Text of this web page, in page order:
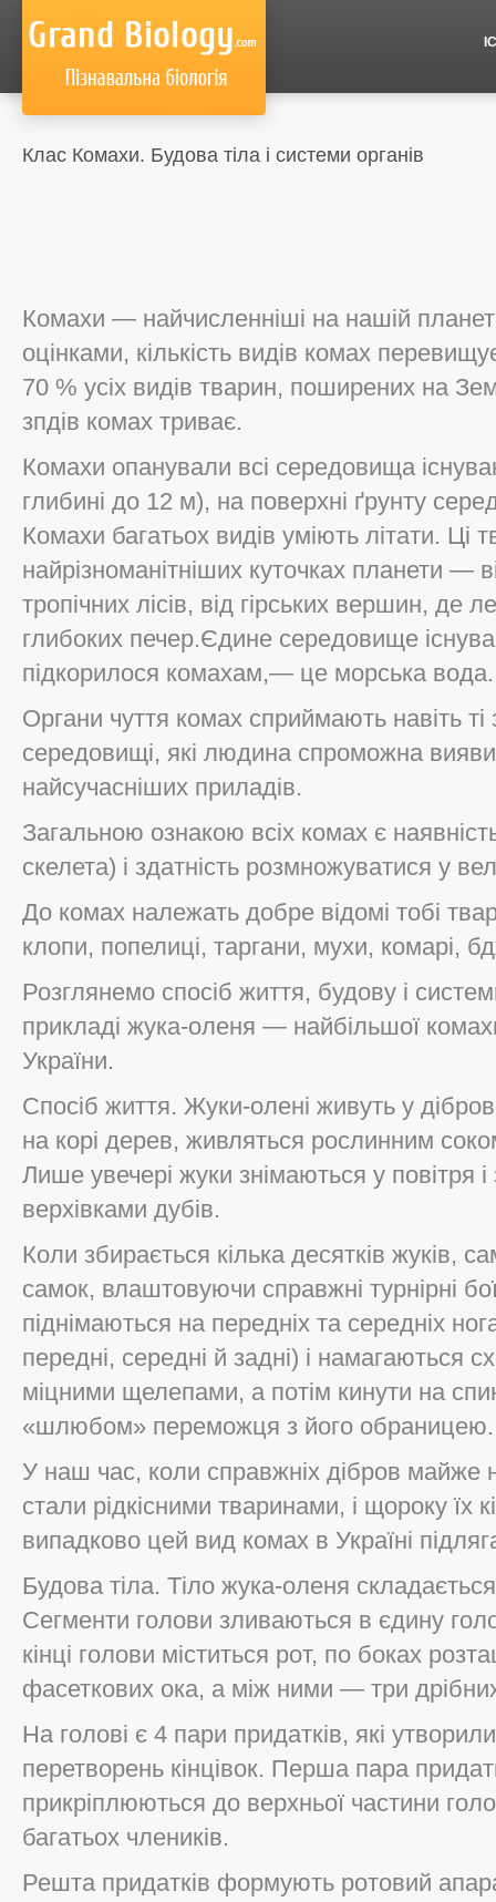
Клас Комахи. Будова тіла і системи органів
Комахи — найчисленніші на нашій
оцінками, кількість видів комах
70 % усіх видів тварин, поширених на
зпдів комах триває.
Комахи опанували всі середовища
глибині до 12 м), на поверхні ґрунту
Комахи багатьох видів уміють літати. Ці
найрізноманітніших куточках планети —
тропічних лісів, від гірських вершин, де
глибоких печер.Єдине середовище
підкорилося комахам,— це морська вода.
Органи чуття комах сприймають навіть
середовищі, які людина спроможна
найсучасніших приладів.
Загальною ознакою всіх комах є
скелета) і здатність розмножуватися у
До комах належать добре відомі тобі
клопи, попелиці, таргани, мухи, комарі,
Розглянемо спосіб життя, будову і
прикладі жука-оленя — найбільшої
України.
Спосіб життя. Жуки-олені живуть у
на корі дерев, живляться рослинним
Лише увечері жуки знімаються у повітря
верхівками дубів.
Коли збирається кілька десятків жуків,
самок, влаштовуючи справжні турнірні
піднімаються на передніх та середніх
передні, середні й задні) і намагаються
міцними щелепами, а потім кинути на
«шлюбом» переможця з його обраницею.
У наш час, коли справжніх дібров майже
стали рідкісними тваринами, і щороку їх
випадково цей вид комах в Україні
Будова тіла. Тіло жука-оленя
Сегменти голови зливаються в єдину
кінці голови міститься рот, по боках
фасеткових ока, а між ними — три
На голові є 4 пари придатків, які
перетворень кінцівок. Перша пара
прикріплюються до верхньої частини
багатьох члеників.
Решта придатків формують ротовий